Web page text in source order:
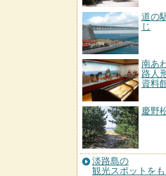
道の
じ
南あ
路人
資料
慶野
淡路島の
観光スポットをも